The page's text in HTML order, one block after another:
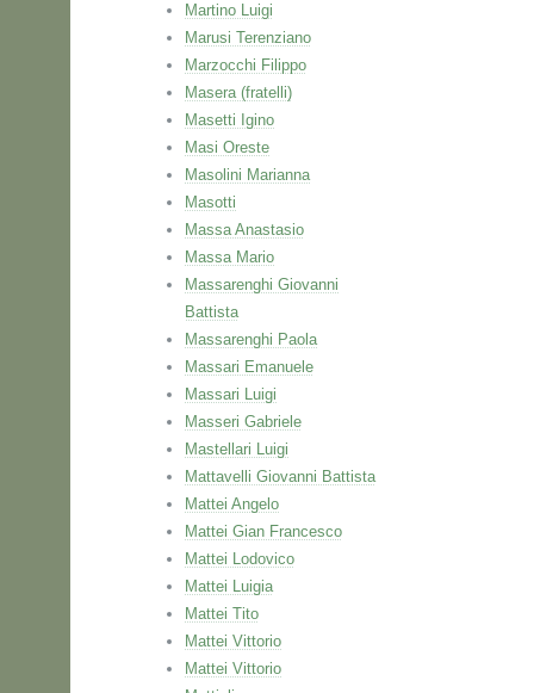
Martino Luigi
Marusi Terenziano
Marzocchi Filippo
Masera (fratelli)
Masetti Igino
Masi Oreste
Masolini Marianna
Masotti
Massa Anastasio
Massa Mario
Massarenghi Giovanni
Battista
Massarenghi Paola
Massari Emanuele
Massari Luigi
Masseri Gabriele
Mastellari Luigi
Mattavelli Giovanni Battista
Mattei Angelo
Mattei Gian Francesco
Mattei Lodovico
Mattei Luigia
Mattei Tito
Mattei Vittorio
Mattei Vittorio